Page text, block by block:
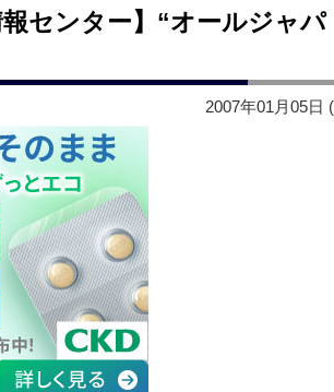
センター】“オールジャパ
2007年01月05日